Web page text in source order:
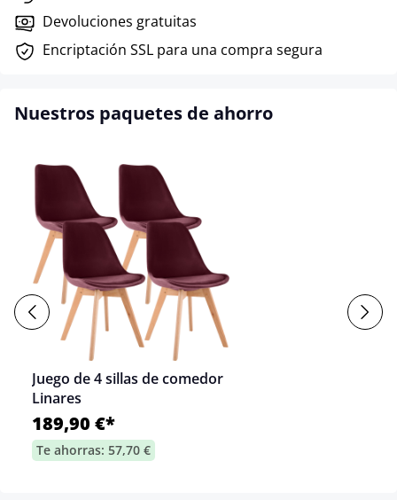
Devoluciones gratuitas
Encriptación SSL para una compra segura
Nuestros paquetes de ahorro
Juego de 4 sillas de comedor
Linares
189,90 €*
Te ahorras: 57,70 €